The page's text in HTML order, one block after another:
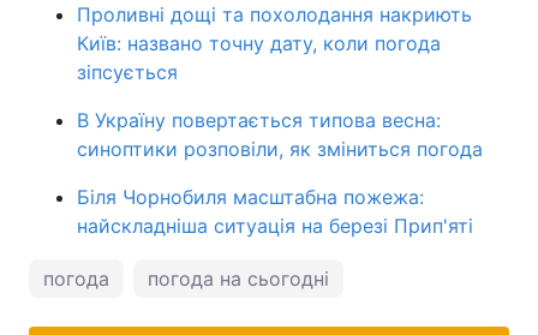
Проливні дощі та похолодання накриють
Київ: названо точну дату, коли погода
зіпсується
В Україну повертається типова весна:
синоптики розповіли, як зміниться погода
Біля Чорнобиля масштабна пожежа:
найскладніша ситуація на березі Прип'яті
погода погода на сьогодні